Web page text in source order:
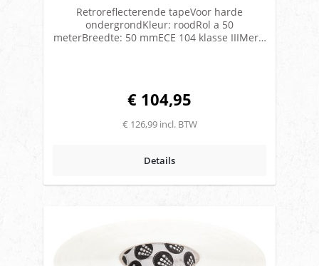
Retroreflecterende tapeVoor harde
ondergrondKleur: roodRol a 50
meterBreedte: 50 mmECE 104 klasse IIIMerk:
€ 104,95
€ 126,99 incl. BTW
Details